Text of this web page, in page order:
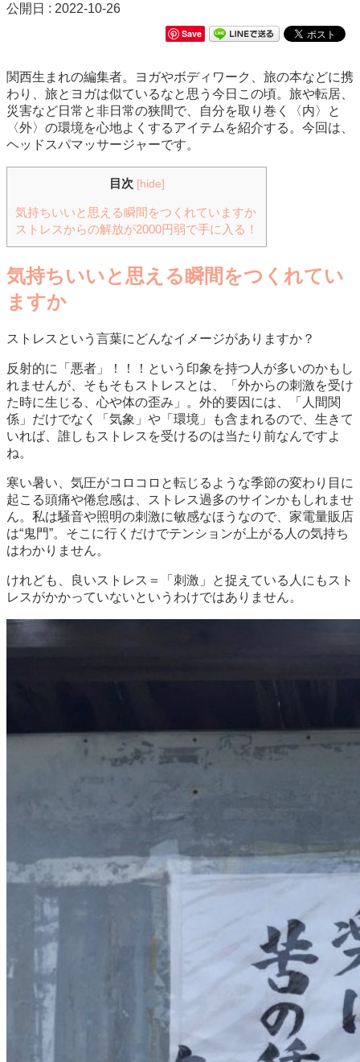
公開日 : 2022-10-26
Save
関西生まれの編集者。ヨガやボディワーク、旅の本などに携
わり、旅とヨガは似ているなと思う今日この頃。旅や転居、
災害など日常と非日常の狭間で、自分を取り巻く〈内〉と
〈外〉の環境を心地よくするアイテムを紹介する。今回は、
ヘッドスパマッサージャーです。
目次 [hide]
気持ちいいと思える瞬間をつくれていますか
ストレスからの解放が2000円弱で手に入る！
気持ちいいと思える瞬間をつくれてい
ますか
ストレスという言葉にどんなイメージがありますか？
反射的に「悪者」！！！という印象を持つ人が多いのかもし
れませんが、そもそもストレスとは、「外からの刺激を受け
た時に生じる、心や体の歪み」。外的要因には、「人間関
係」だけでなく「気象」や「環境」も含まれるので、生きて
いれば、誰しもストレスを受けるのは当たり前なんですよ
ね。
寒い暑い、気圧がコロコロと転じるような季節の変わり目に
起こる頭痛や倦怠感は、ストレス過多のサインかもしれませ
ん。私は騒音や照明の刺激に敏感なほうなので、家電量販店
は“鬼門”。そこに行くだけでテンションが上がる人の気持ち
はわかりません。
けれども、良いストレス＝「刺激」と捉えている人にもスト
レスがかかっていないというわけではありません。